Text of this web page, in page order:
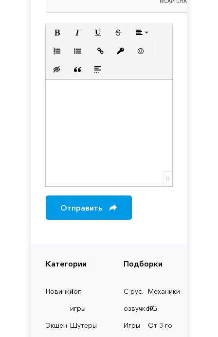
Категории
НовинкиТоп
игры
Экшен Шутеры
Подборки
С рус.
озвучкой
Механики
RG
Игры
От 3-го
Вставка скрытого текста
Вставка цитаты
Вставка спойлера
0
Отправить